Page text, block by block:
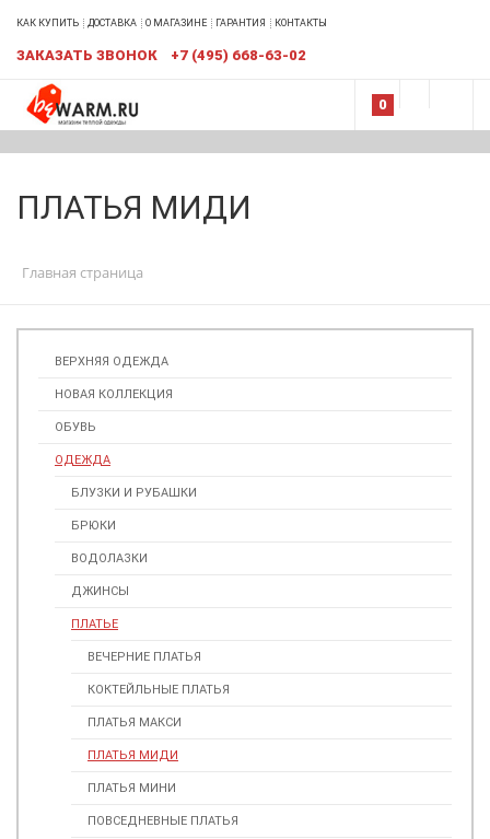
КАК КУПИТЬ ДОСТАВКА О МАГАЗИНЕ ГАРАНТИЯ КОНТАКТЫ
ЗАКАЗАТЬ ЗВОНОК +7 (495) 668-63-02
0
ПЛАТЬЯ МИДИ
Главная страница
ВЕРХНЯЯ ОДЕЖДА
НОВАЯ КОЛЛЕКЦИЯ
ОБУВЬ
ОДЕЖДА
БЛУЗКИ И РУБАШКИ
БРЮКИ
ВОДОЛАЗКИ
ДЖИНСЫ
ПЛАТЬЕ
ВЕЧЕРНИЕ ПЛАТЬЯ
КОКТЕЙЛЬНЫЕ ПЛАТЬЯ
ПЛАТЬЯ МАКСИ
ПЛАТЬЯ МИДИ
ПЛАТЬЯ МИНИ
ПОВСЕДНЕВНЫЕ ПЛАТЬЯ